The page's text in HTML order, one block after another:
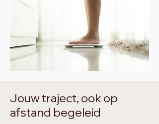
Jouw traject, ook op
afstand begeleid